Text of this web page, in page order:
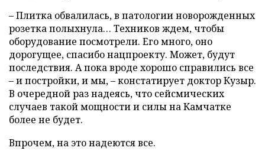
– Плитка обвалилась, в патологии новорожденных
розетка полыхнула… Техников ждем, чтобы
оборудование посмотрели. Его много, оно
дорогущее, спасибо нацпроекту. Может, будут
последствия. А пока вроде хорошо справились все
– и постройки, и мы, – констатирует доктор Кузыр.
В очередной раз надеясь, что сейсмических
случаев такой мощности и силы на Камчатке
более не будет.
Впрочем, на это надеются все.